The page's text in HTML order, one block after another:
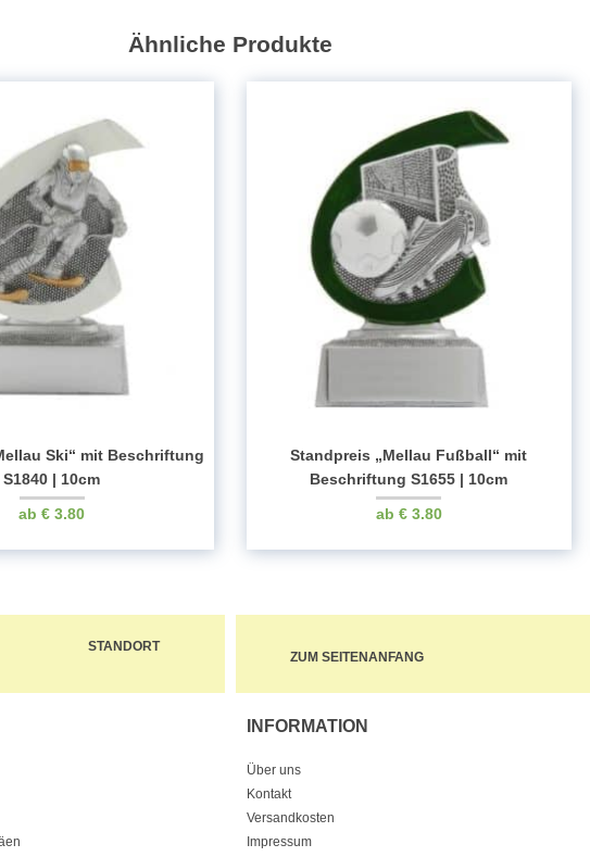
Ähnliche Produkte
Ski“ mit Beschriftung
S1840 | 10cm
€ 3.80
Standpreis „Mellau Fußball“ mit
Beschriftung S1655 | 10cm
€3.80
STANDORT
ZUM SEITENANFANG
INFORMATION
Über uns
Kontakt
Versandkosten
Impressum